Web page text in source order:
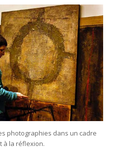
photographies dans un cadre
à la réflexion.